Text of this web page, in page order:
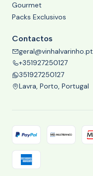
Gourmet
Packs Exclusivos
Contactos
geral@vinhalvarinho.pt
+351927250127
351927250127
Lavra, Porto, Portugal